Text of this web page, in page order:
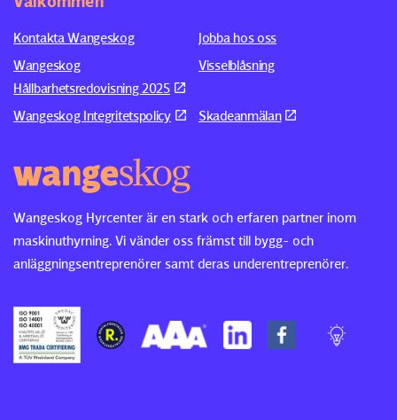
Wangeskog Hyrcenter är en stark och erfaren partner inom
maskinuthyrning. Vi vänder oss främst till bygg- och
anläggningsentreprenörer samt deras underentreprenörer.
Kontakta Wangeskog
Jobba hos oss
Wangeskog
Hållbarhetsredovisning 2025
Visselblåsning
Wangeskog Integritetspolicy Skadeanmälan